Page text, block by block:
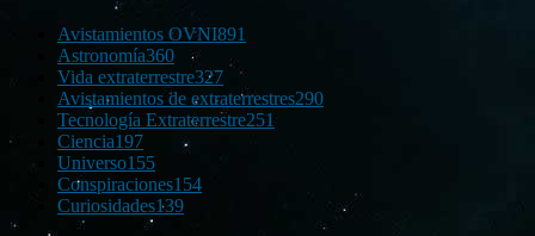
Avistamientos OVNI891
Astronomía360
Vida extraterrestre327
Avistamientos de extraterrestres290
Tecnología Extraterrestre251
Ciencia197
Universo155
Conspiraciones154
Curiosidades139